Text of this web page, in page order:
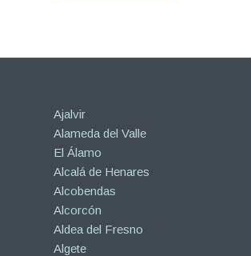
Ajalvir
Alameda del Valle
El Álamo
Alcalá de Henares
Alcobendas
Alcorcón
Aldea del Fresno
Algete